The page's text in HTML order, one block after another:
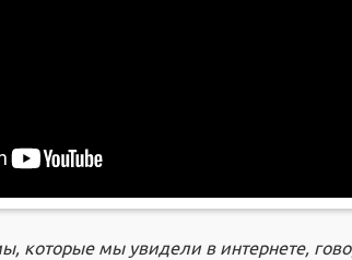
которые мы увидели в интернете,